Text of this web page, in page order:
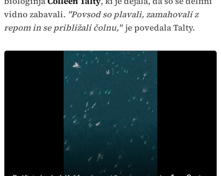
vidno zabavali. "Povsod so plavali, zamahovali z
repom in se približali čolnu," je povedala Talty.